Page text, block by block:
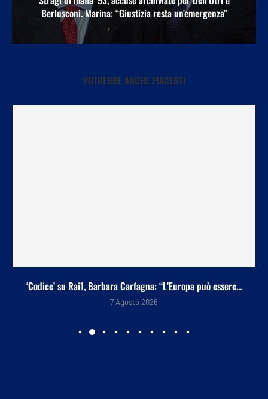
Berlusconi. Marina: “Giustizia resta un’emergenza”
POTREBBE ANCHE PIACERTI
‘Codice’ su Rai1, Barbara Carfagna: “L’Europa può essere...
7 Agosto 2026